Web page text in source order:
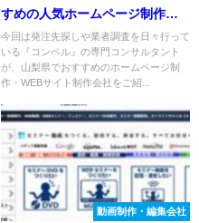
すめの人気ホームページ制作会
社８選
今回は発注先探しや業者調査を日々行って
いる『コンペル』の専門コンサルタント
が、山梨県でおすすめのホームページ制
作・WEBサイト制作会社をご紹...
動画制作・編集会社